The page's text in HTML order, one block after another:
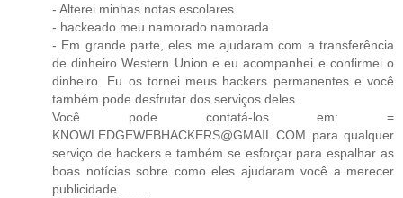
- Alterei minhas notas escolares
- hackeado meu namorado namorada
- Em grande parte, eles me ajudaram com a transferência
de dinheiro Western Union e eu acompanhei e confirmei o
dinheiro. Eu os tornei meus hackers permanentes e você
também pode desfrutar dos serviços deles.
Você pode contatá-los em: =
KNOWLEDGEWEBHACKERS@GMAIL.COM para qualquer
serviço de hackers e também se esforçar para espalhar as
boas notícias sobre como eles ajudaram você a merecer
publicidade.........